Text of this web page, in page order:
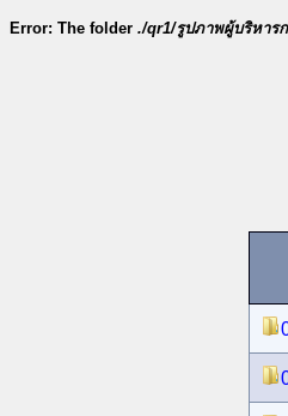
Error: The folder ./qr1/รูปภาพผู้บริหาร